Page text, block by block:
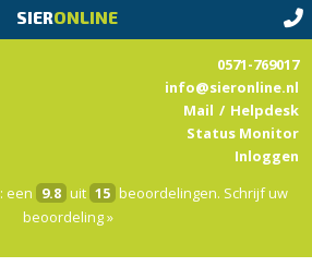
SIERONLINE
: een 9.8 uit 15 beoordelingen. Schrijf uw
beoordeling »
0571-769017
info@sieronline.nl
Mail / Helpdesk
Status Monitor
Inloggen